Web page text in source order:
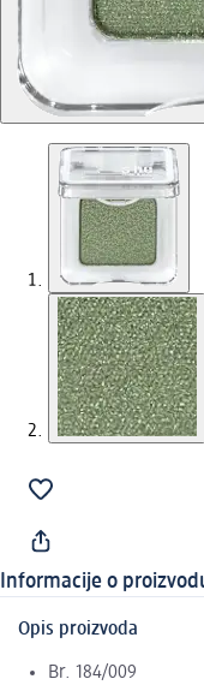
Informacije o
Opis proizvoda
Br. 184/009